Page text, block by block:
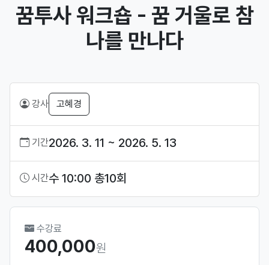
꿈투사 워크숍 - 꿈 거울로 참
나를 만나다
강사 고혜경
기간2026. 3. 11 ~ 2026. 5. 13
시간수 10:00 총10회
수강료
400,000원